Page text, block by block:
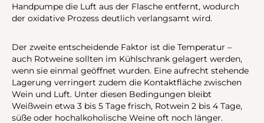
Handpumpe die Luft aus der Flasche entfernt, wodurch
der oxidative Prozess deutlich verlangsamt wird.
Der zweite entscheidende Faktor ist die Temperatur –
auch Rotweine sollten im Kühlschrank gelagert werden,
wenn sie einmal geöffnet wurden. Eine aufrecht stehende
Lagerung verringert zudem die Kontaktfläche zwischen
Wein und Luft. Unter diesen Bedingungen bleibt
Weißwein etwa 3 bis 5 Tage frisch, Rotwein 2 bis 4 Tage,
süße oder hochalkoholische Weine oft noch länger.